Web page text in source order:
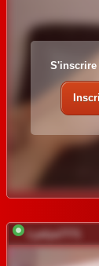
Lyalya7771